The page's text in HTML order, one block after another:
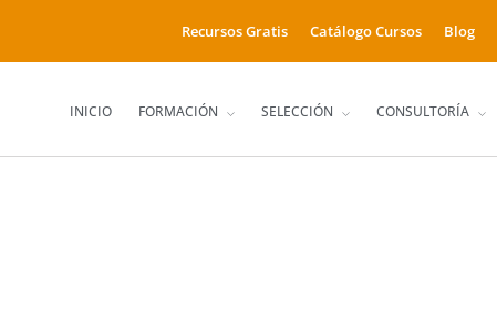
Recursos Gratis Catálogo Cursos Blog
INICIO FORMACIÓN SELECCIÓN CONSULTORÍA